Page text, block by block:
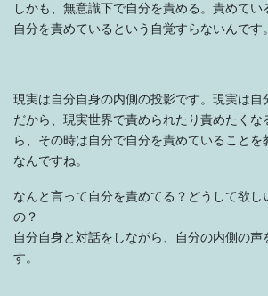
しかも、無意識下で自分を責める。責めて
自分を責めているという自覚すらないんです
現実は自分自身の内側の投影です。現実は自
だから、現実世界で責められたり責めたくな
ら、その時は自分で自分を責めていることを
なんですね。
なんと言って自分を責めてる？どうして欲し
の？
自分自身と対話をしながら、自分の内側の声
す。